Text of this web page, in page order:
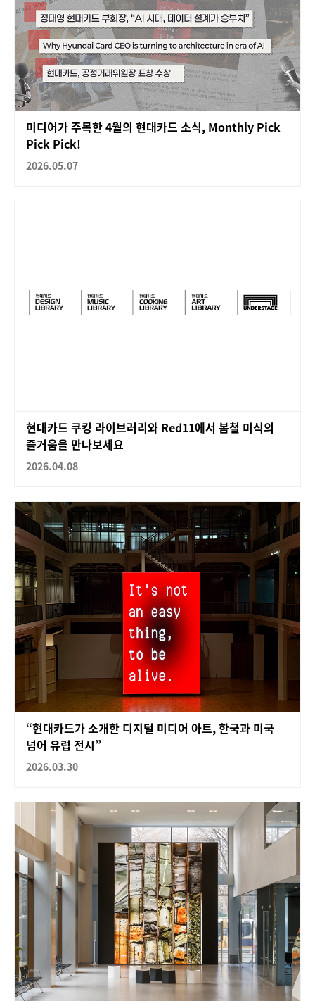
미디어가 주목한 4월의 현대카드 소식, Monthly Pick
Pick Pick!
2026.05.07
현대카드 쿠킹 라이브러리와 Red11에서 봄철 미식의
즐거움을 만나보세요
2026.04.08
“현대카드가 소개한 디지털 미디어 아트, 한국과 미국
넘어 유럽 전시”
2026.03.30